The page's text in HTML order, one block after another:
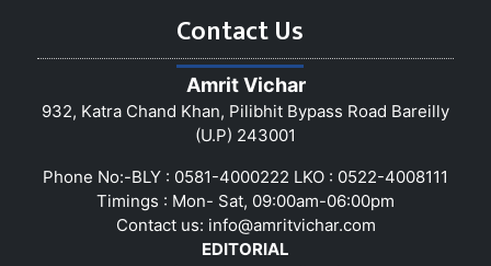
Contact Us
Amrit Vichar
932, Katra Chand Khan, Pilibhit Bypass Road Bareilly
(U.P) 243001
Phone No:-BLY : 0581-4000222 LKO : 0522-4008111
Timings : Mon- Sat, 09:00am-06:00pm
Contact us: info@amritvichar.com
EDITORIAL